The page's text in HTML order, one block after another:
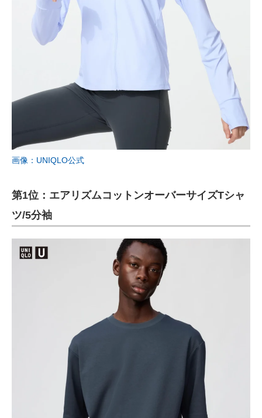
画像：UNIQLO公式
第1位：エアリズムコットンオーバーサイズTシャ
ツ/5分袖